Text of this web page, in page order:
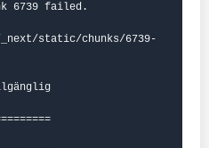
6739 failed.
static/chunks/6739-